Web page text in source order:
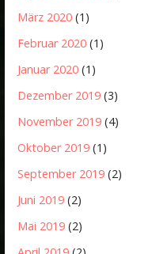
März 2020 (1)
Februar 2020 (1)
Januar 2020 (1)
Dezember 2019 (3)
November 2019 (4)
Oktober 2019 (1)
September 2019 (2)
Juni 2019 (2)
Mai 2019 (2)